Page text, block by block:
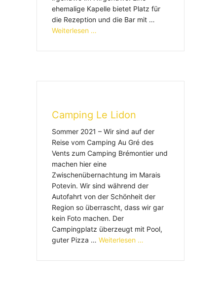
ehemalige Kapelle bietet Platz für
die Rezeption und die Bar mit …
Weiterlesen …
Camping Le Lidon
Sommer 2021 – Wir sind auf der
Reise vom Camping Au Gré des
Vents zum Camping Brémontier und
machen hier eine
Zwischenübernachtung im Marais
Potevin. Wir sind während der
Autofahrt von der Schönheit der
Region so überrascht, dass wir gar
kein Foto machen. Der
Campingplatz überzeugt mit Pool,
guter Pizza … Weiterlesen …